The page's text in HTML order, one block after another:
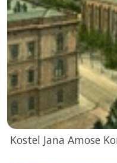
Kostel Jana Amose